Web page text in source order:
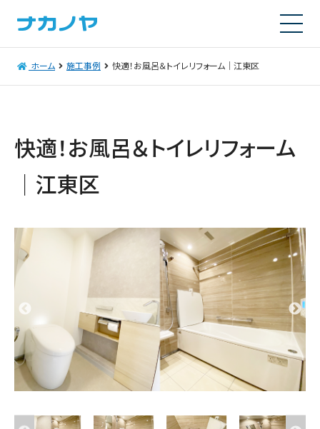
ホーム 施工事例 快適！お風呂＆トイレリフォーム｜江東区
快適！お風呂＆トイレリフォーム
｜江東区